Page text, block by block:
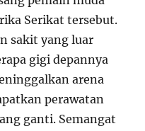
Serikat tersebut.
sakit yang luar
gigi depannya
arena
perawatan
ganti. Semangat